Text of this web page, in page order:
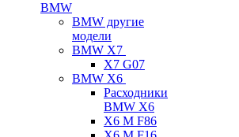
BMW
BMW другие
модели
BMW X7
X7 G07
BMW X6
Расходники
BMW X6
X6 M F86